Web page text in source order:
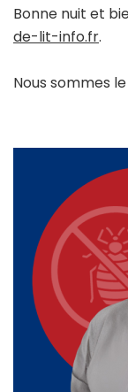
Bonne nuit et
de-lit-info.fr.
Nous sommes